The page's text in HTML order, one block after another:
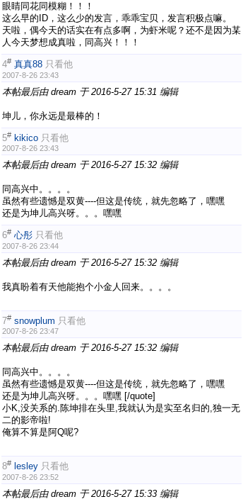
眼睛同花同模糊！！！
这么早的ID，这么少的发言，乖乖宝贝，发言积极点嘛。
天啦，偶今天的话实在有点多啊，为虾米呢？还不是因为某
人今天梦想成真啦，同高兴！！！
4# 真真88 只看他
2007-8-26 23:43
本帖最后由 dream 于 2016-5-27 15:31 编辑
坤儿，你永远是最棒的！
5# kikico 只看他
2007-8-26 23:43
本帖最后由 dream 于 2016-5-27 15:32 编辑
同高兴中。。。。
虽然有些遗憾是双黄----但这是传统，就先忽略了，嘿嘿
还是为坤儿高兴呀。。。嘿嘿
6# 心彤 只看他
2007-8-26 23:44
本帖最后由 dream 于 2016-5-27 15:32 编辑
我真盼着有天他能抱个小金人回来。。。。
7# snowplum 只看他
2007-8-26 23:47
本帖最后由 dream 于 2016-5-27 15:32 编辑
同高兴中。。。。
虽然有些遗憾是双黄----但这是传统，就先忽略了，嘿嘿
还是为坤儿高兴呀。。。嘿嘿 [/quote]
小K,没关系的.陈坤排在头里,我就认为是实至名归的,独一无
二的影帝啦!
俺算不算是阿Q呢?
8# lesley 只看他
2007-8-26 23:52
本帖最后由 dream 于 2016-5-27 15:33 编辑